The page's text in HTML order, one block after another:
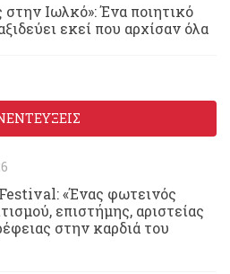
στην Ιωλκό»: Ένα ποιητικό
εκεί που αρχίσαν όλα
«Ένας φωτεινός
επιστήμης, αριστείας
στην καρδιά του